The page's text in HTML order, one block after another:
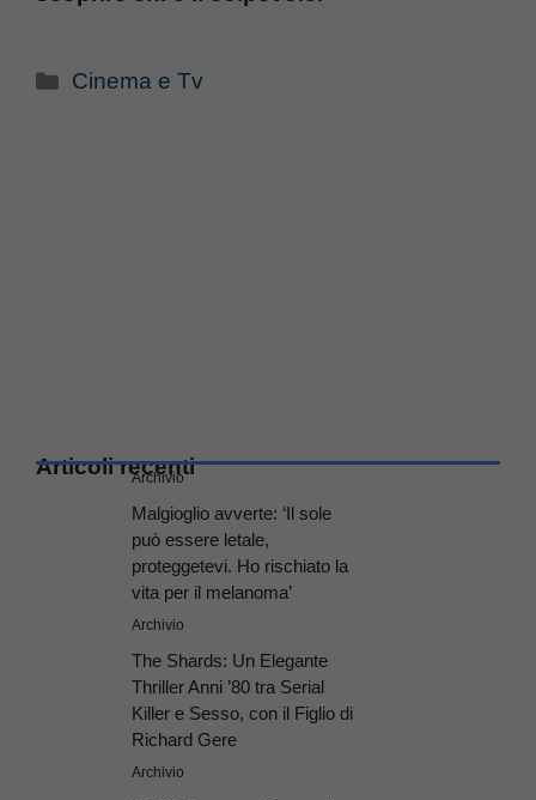
Categorie
Cinema e Tv
Articoli recenti
Archivio
Malgioglio avverte: ‘Il sole
può essere letale,
proteggetevi. Ho rischiato la
vita per il melanoma’
Archivio
The Shards: Un Elegante
Thriller Anni ’80 tra Serial
Killer e Sesso, con il Figlio di
Richard Gere
Archivio